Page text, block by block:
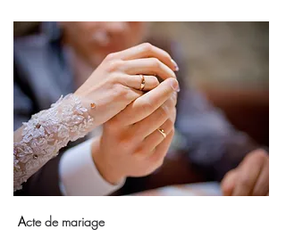
Acte de mariage